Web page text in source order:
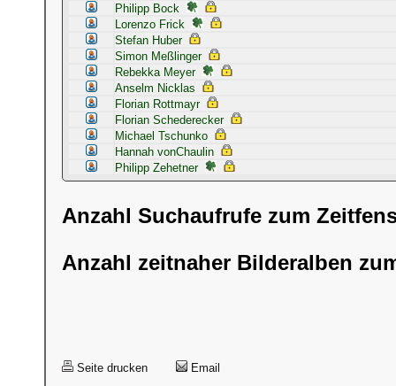
Philipp Bock
Lorenzo Frick
Stefan Huber
Simon Meßlinger
Rebekka Meyer
Anselm Nicklas
Florian Rottmayr
Florian Schederecker
Michael Tschunko
Hannah vonChaulin
Philipp Zehetner
Anzahl Suchaufrufe zum
Anzahl zeitnaher Bilderalben
Seite drucken Email